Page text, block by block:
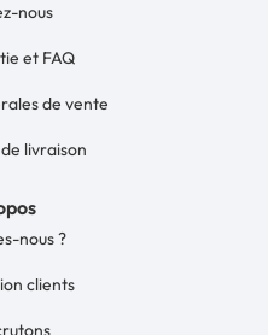
nous
et FAQ
de vente
livraison
nous ?
clients